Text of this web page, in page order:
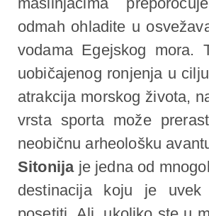
odmah ohladite u
vodama Egejskog mora.
uobičajenog ronjenja u
atrakcija morskog života,
vrsta sporta može
neobičnu arheološku
Sitonijaje jedna od
destinacija koju je uvek